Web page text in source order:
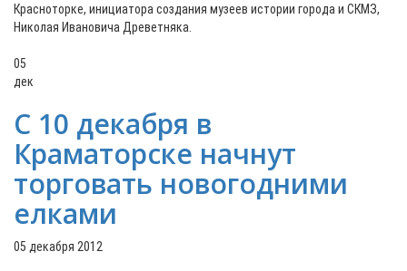
Красноторке, инициатора создания музеев истории города и СКМЗ,
Николая Ивановича Древетняка.
05
дек
С 10 декабря в
Краматорске начнут
торговать новогодними
елками
05 декабря 2012